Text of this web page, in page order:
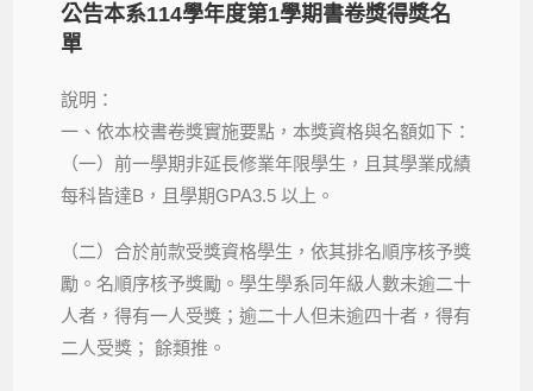
公告本系114學年度第1學期書卷獎得獎名
單
說明：
一、依本校書卷獎實施要點，本獎資格與名額如下：
（一）前一學期非延長修業年限學生，且其學業成績
每科皆達B，且學期GPA3.5 以上。
（二）合於前款受獎資格學生，依其排名順序核予獎
勵。名順序核予獎勵。學生學系同年級人數未逾二十
人者，得有一人受獎；逾二十人但未逾四十者，得有
二人受獎；
餘類推。